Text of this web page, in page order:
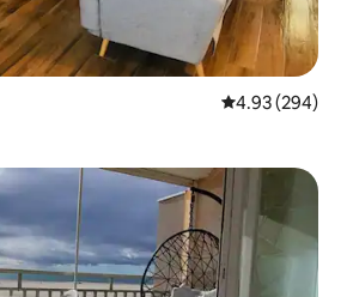
औसत रेटिंग 5 में से
4.93 (294)